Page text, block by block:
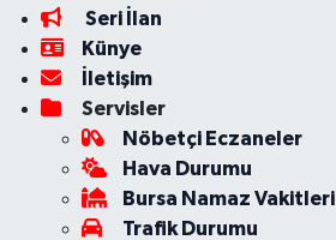
Seri İlan
Künye
İletişim
Servisler
Nöbetçi Eczaneler
Hava Durumu
Bursa Namaz Vakitleri
Trafik Durumu